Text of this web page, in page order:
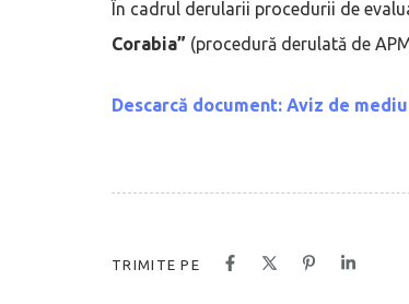
În cadrul derularii procedurii de
Corabia” (procedură derulată de
Descarcă document: Aviz de
TRIMITE PE